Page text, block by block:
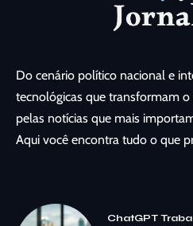
Do cenário político nacional e
tecnológicas que transformam
pelas notícias que mais
Aqui você encontra tudo o que
ChatGPT